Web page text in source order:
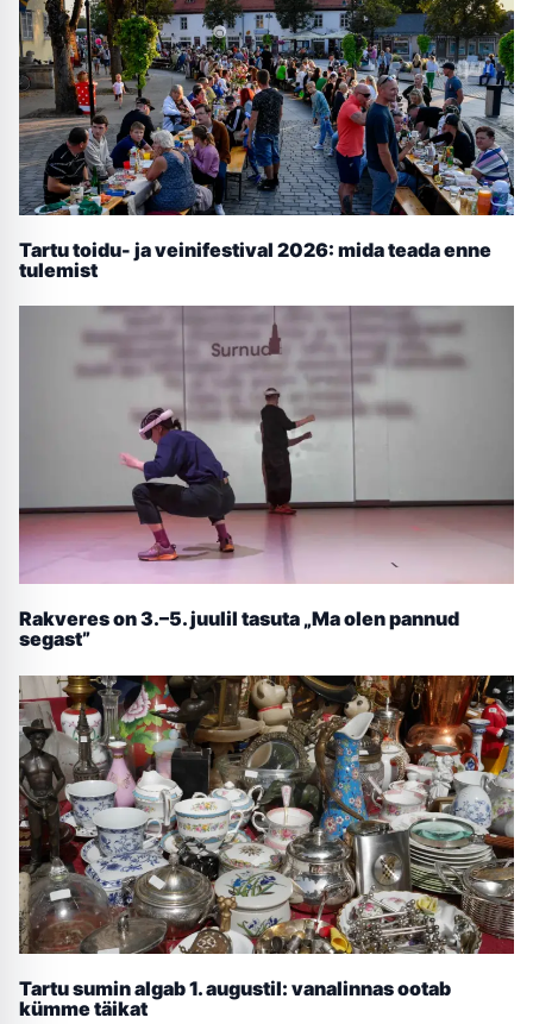
Tartu toidu- ja veinifestival 2026: mida teada enne
tulemist
Rakveres on 3.–5. juulil tasuta „Ma olen pannud
segast”
Tartu sumin algab 1. augustil: vanalinnas ootab
kümme täikat